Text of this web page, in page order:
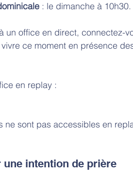
: le dimanche à 10h30.
un office en direct, connectez-
ce moment en présence
en replay :
ne sont pas accessibles en
intention de prière